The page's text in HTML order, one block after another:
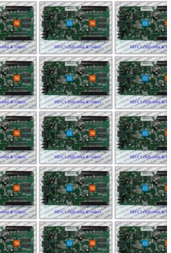
dan perakit running